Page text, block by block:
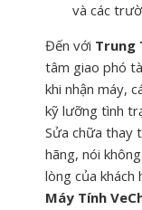
và các
Đến với Trung
tâm giao phó
khi nhận máy,
kỹ lưỡng tình
Sửa chữa thay
hãng, nói
lòng của khách
Máy Tính